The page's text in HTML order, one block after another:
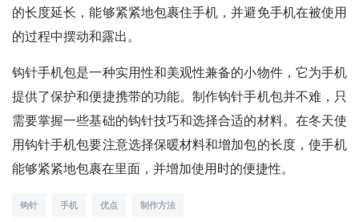
的长度延长，能够紧紧地包裹住手机，并避免手机在被使用
的过程中摆动和露出。
钩针手机包是一种实用性和美观性兼备的小物件，它为手机
提供了保护和便捷携带的功能。制作钩针手机包并不难，只
需要掌握一些基础的钩针技巧和选择合适的材料。在冬天使
用钩针手机包要注意选择保暖材料和增加包的长度，使手机
能够紧紧地包裹在里面，并增加使用时的便捷性。
钩针 手机 优点 制作方法